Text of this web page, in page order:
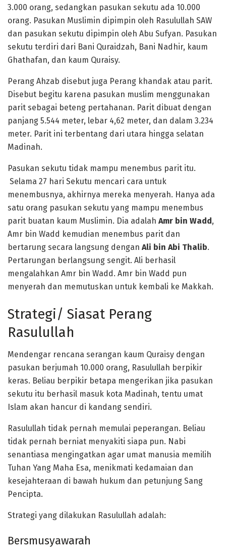
3.000 orang, sedangkan pasukan sekutu ada 10.000
orang. Pasukan Muslimin dipimpin oleh Rasulullah SAW
dan pasukan sekutu dipimpin oleh Abu Sufyan. Pasukan
sekutu terdiri dari Bani Quraidzah, Bani Nadhir, kaum
Ghathafan, dan kaum Quraisy.
Perang Ahzab disebut juga Perang khandak atau parit.
Disebut begitu karena pasukan muslim menggunakan
parit sebagai beteng pertahanan. Parit dibuat dengan
panjang 5.544 meter, lebar 4,62 meter, dan dalam 3.234
meter. Parit ini terbentang dari utara hingga selatan
Madinah.
Pasukan sekutu tidak mampu menembus parit itu.
Selama 27 hari Sekutu mencari cara untuk
menembusnya, akhirnya mereka menyerah. Hanya ada
satu orang pasukan sekutu yang mampu menembus
parit buatan kaum Muslimin. Dia adalah Amr bin Wadd,
Amr bin Wadd kemudian menembus parit dan
bertarung secara langsung dengan Ali bin Abi Thalib.
Pertarungan berlangsung sengit. Ali berhasil
mengalahkan Amr bin Wadd. Amr bin Wadd pun
menyerah dan memutuskan untuk kembali ke Makkah.
Strategi/ Siasat Perang
Rasulullah
Mendengar rencana serangan kaum Quraisy dengan
pasukan berjumah 10.000 orang, Rasulullah berpikir
keras. Beliau berpikir betapa mengerikan jika pasukan
sekutu itu berhasil masuk kota Madinah, tentu umat
Islam akan hancur di kandang sendiri.
Rasulullah tidak pernah memulai peperangan. Beliau
tidak pernah berniat menyakiti siapa pun. Nabi
senantiasa mengingatkan agar umat manusia memilih
Tuhan Yang Maha Esa, menikmati kedamaian dan
kesejahteraan di bawah hukum dan petunjung Sang
Pencipta.
Strategi yang dilakukan Rasulullah adalah:
Bersmusyawarah